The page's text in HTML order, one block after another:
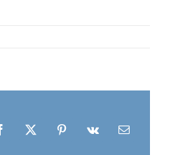
X Pinterest
Vk Email